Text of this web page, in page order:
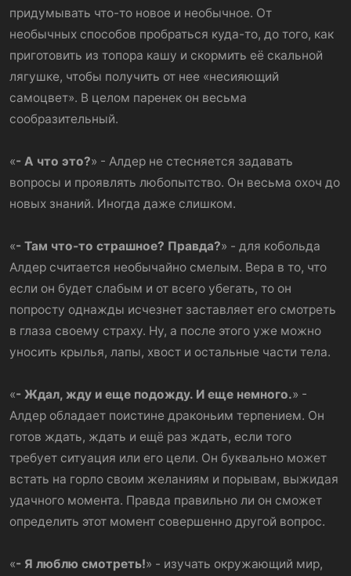
придумывать что-то новое и необычное. От
необычных способов пробраться куда-то, до того, как
приготовить из топора кашу и скормить её скальной
лягушке, чтобы получить от нее «несияющий
самоцвет». В целом паренек он весьма
сообразительный.
«- А что это?» - Алдер не стесняется задавать
вопросы и проявлять любопытство. Он весьма охоч до
новых знаний. Иногда даже слишком.
«- Там что-то страшное? Правда?» - для кобольда
Алдер считается необычайно смелым. Вера в то, что
если он будет слабым и от всего убегать, то он
попросту однажды исчезнет заставляет его смотреть
в глаза своему страху. Ну, а после этого уже можно
уносить крылья, лапы, хвост и остальные части тела.
«- Ждал, жду и еще подожду. И еще немного.» -
Алдер обладает поистине драконьим терпением. Он
готов ждать, ждать и ещё раз ждать, если того
требует ситуация или его цели. Он буквально может
встать на горло своим желаниям и порывам, выжидая
удачного момента. Правда правильно ли он сможет
определить этот момент совершенно другой вопрос.
«- Я люблю смотреть!» - изучать окружающий мир,